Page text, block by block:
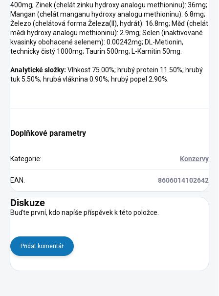
400mg; Zinek (chelát zinku hydroxy analogu methioninu): 36mg;
Mangan (chelát manganu hydroxy analogu methioninu): 6.8mg;
Železo (chelátová forma Železa(II), hydrát): 16.8mg; Měď (chelát
mědi hydroxy analogu methioninu): 2.9mg; Selen (inaktivované
kvasinky obohacené selenem): 0.00242mg; DL-Metionin,
technicky čistý 1000mg; Taurin 500mg; L-Karnitin 50mg.
Analytické složky: Vlhkost 75.00%; hrubý protein 11.50%; hrubý
tuk 5.50%; hrubá vláknina 0.90%; hrubý popel 2.90%.
Doplňkové parametry
Kategorie: Konzervy
EAN: 8606014102642
Diskuze
Buďte první, kdo napíše příspěvek k této položce.
Přidat komentář